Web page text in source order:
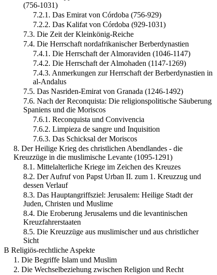
(756-1031)
7.2.1. Das Emirat von Córdoba (756-929)
7.2.2. Das Kalifat von Córdoba (929-1031)
7.3. Die Zeit der Kleinkönig-Reiche
7.4. Die Herrschaft nordafrikanischer Berberdynastien
7.4.1. Die Herrschaft der Almoraviden (1046-1147)
7.4.2. Die Herrschaft der Almohaden (1147-1269)
7.4.3. Anmerkungen zur Herrschaft der Berberdynastien in
al-Andalus
7.5. Das Nasriden-Emirat von Granada (1246-1492)
7.6. Nach der Reconquista: Die religionspolitische Säuberung
Spaniens und die Moriscos
7.6.1. Reconquista und Convivencia
7.6.2. Limpieza de sangre und Inquisition
7.6.3. Das Schicksal der Moriscos
8. Der Heilige Krieg des christlichen Abendlandes - die
Kreuzzüge in die muslimische Levante (1095-1291)
8.1. Mittelalterliche Kriege im Zeichen des Kreuzes
8.2. Der Aufruf von Papst Urban II. zum 1. Kreuzzug und
dessen Verlauf
8.3. Das Hauptangriffsziel: Jerusalem: Heilige Stadt der
Juden, Christen und Muslime
8.4. Die Eroberung Jerusalems und die levantinischen
Kreuzfahrerstaaten
8.5. Die Kreuzzüge aus muslimischer und aus christlicher
Sicht
B Religiös-rechtliche Aspekte
1. Die Begriffe Islam und Muslim
2. Die Wechselbeziehung zwischen Religion und Recht